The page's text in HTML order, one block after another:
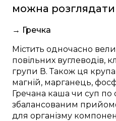
можна розглядати
→ Гречка
Містить одночасно
повільних вуглеводів,
групи В. Також ця крупа
магній, марганець,
Гречана каша чи суп по
збалансованим
для організму